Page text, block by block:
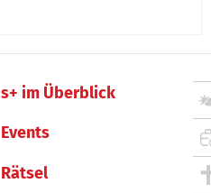
s+ im Überblick
Events
Rätsel